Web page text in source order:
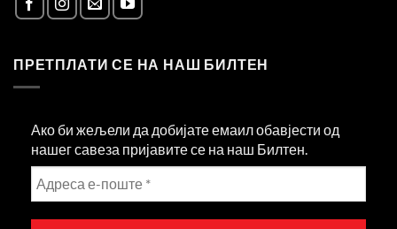
ПРЕТПЛАТИ СЕ НА НАШ БИЛТЕН
Ако би жељели да добијате емаил обавјести од
нашег савеза пријавите се на наш Билтен.